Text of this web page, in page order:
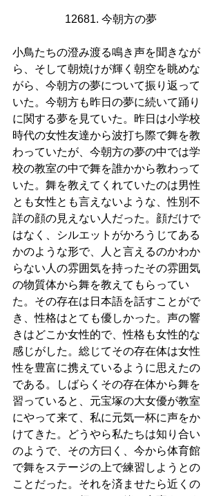
12681. 今朝方の夢
小鳥たちの澄み渡る鳴き声を聞きなが
ら、そして朝焼けが輝く朝空を眺めな
がら、今朝方の夢について振り返って
いた。今朝方も昨日の夢に続いて踊り
に関する夢を見ていた。昨日は小学校
時代の女性友達から波打ち際で舞を教
わっていたが、今朝方の夢の中では学
校の教室の中で舞を誰かから教わって
いた。舞を教えてくれていたのは男性
とも女性とも言えないような、性別不
詳の顔の見えない人だった。顔だけで
はなく、シルエットがかろうじてある
かのような形で、人と言えるのかわか
らない人の雰囲気を持ったその雰囲気
の物質体から舞を教えてもらってい
た。その存在は日本語を話すことがで
き、性格はとても優しかった。声の響
きはどこか女性的で、性格も女性的な
感じがした。総じてその存在体は女性
性を豊富に携えているように思えたの
である。しばらくその存在体から舞を
習っていると、元宝塚の大女優が教室
にやって来て、私に元気一杯に声をか
けてきた。どうやら私たちは知り合い
のようで、その方曰く、今から体育館
で舞をステージの上で練習しようとの
ことだった。それを済ませたら近くの